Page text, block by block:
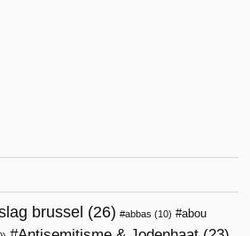
brussel (26) abbas (10)
abou